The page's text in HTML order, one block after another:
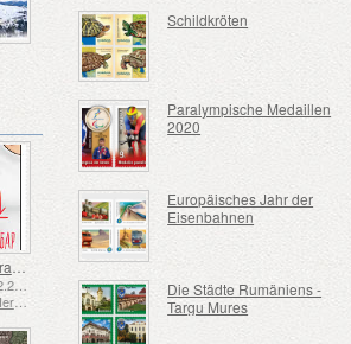
Gebärdensprache - Gut
Emittiert: 02.12.2025
Bosnien und Herzegowina - Republik Srpska
Schildkröten
Paralympische Medaillen
2020
Europäisches Jahr der
Eisenbahnen
Die Städte Rumäniens -
Targu Mures